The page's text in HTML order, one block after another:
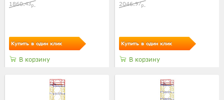
1860.43р.
Купить в один клик
В корзину
2046.97р.
Купить в один клик
В корзину